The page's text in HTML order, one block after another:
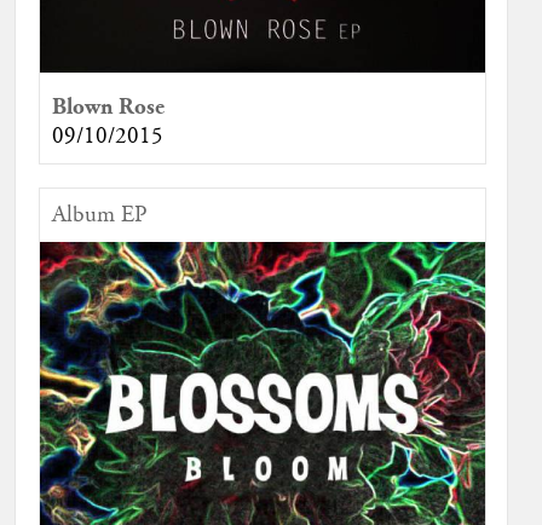
Blown Rose
09/10/2015
Album EP